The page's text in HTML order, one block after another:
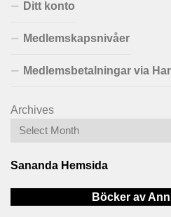
Ditt konto
Medlemskapsnivåer
Medlemsbetalningar via
Archives
Sananda Hemsida
Böcker av